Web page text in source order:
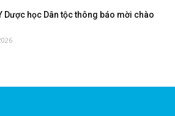
Dược học Dân tộc thông báo mời chào